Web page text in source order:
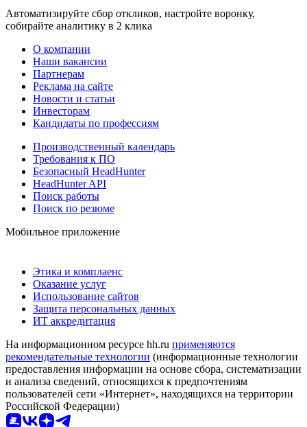
Автоматизируйте сбор откликов, настройте воронку,
собирайте аналитику в 2 клика
О компании
Наши вакансии
Партнерам
Реклама на сайте
Новости и статьи
Инвесторам
Кандидаты по профессиям
Производственный календарь
Требования к ПО
Безопасный HeadHunter
HeadHunter API
Поиск работы
Поиск по резюме
Мобильное приложение
Этика и комплаенс
Оказание услуг
Использование сайтов
Защита персональных данных
ИТ аккредитация
На информационном ресурсе hh.ru применяются
рекомендательные технологии (информационные технологии
предоставления информации на основе сбора, систематизации
и анализа сведений, относящихся к предпочтениям
пользователей сети «Интернет», находящихся на территории
Российской Федерации)